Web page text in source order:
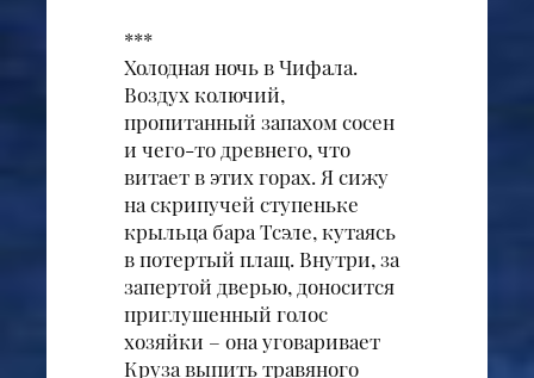
***
Холодная ночь в Чифала.
Воздух колючий,
пропитанный запахом сосен
и чего-то древнего, что
витает в этих горах. Я сижу
на скрипучей ступеньке
крыльца бара Тсэле, кутаясь
в потертый плащ. Внутри, за
запертой дверью, доносится
приглушенный голос
хозяйки – она уговаривает
Круза выпить травяного